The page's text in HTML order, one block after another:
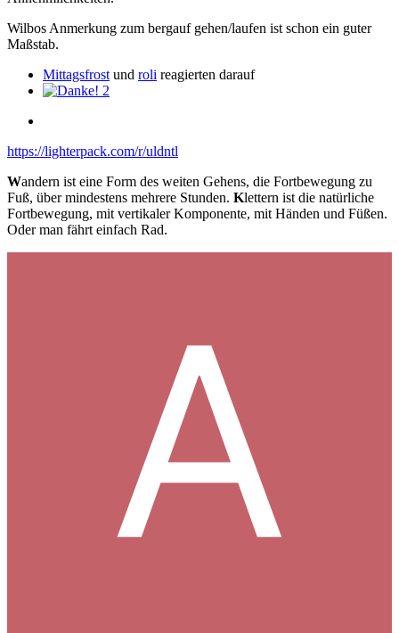
Wilbos Anmerkung zum bergauf gehen/laufen ist schon ein guter
Maßstab.
Mittagsfrost und roli reagierten darauf
2
https://lighterpack.com/r/uldntl
Wandern ist eine Form des weiten Gehens, die Fortbewegung zu
Fuß, über mindestens mehrere Stunden. Klettern ist die natürliche
Fortbewegung, mit vertikaler Komponente, mit Händen und Füßen.
Oder man fährt einfach Rad.